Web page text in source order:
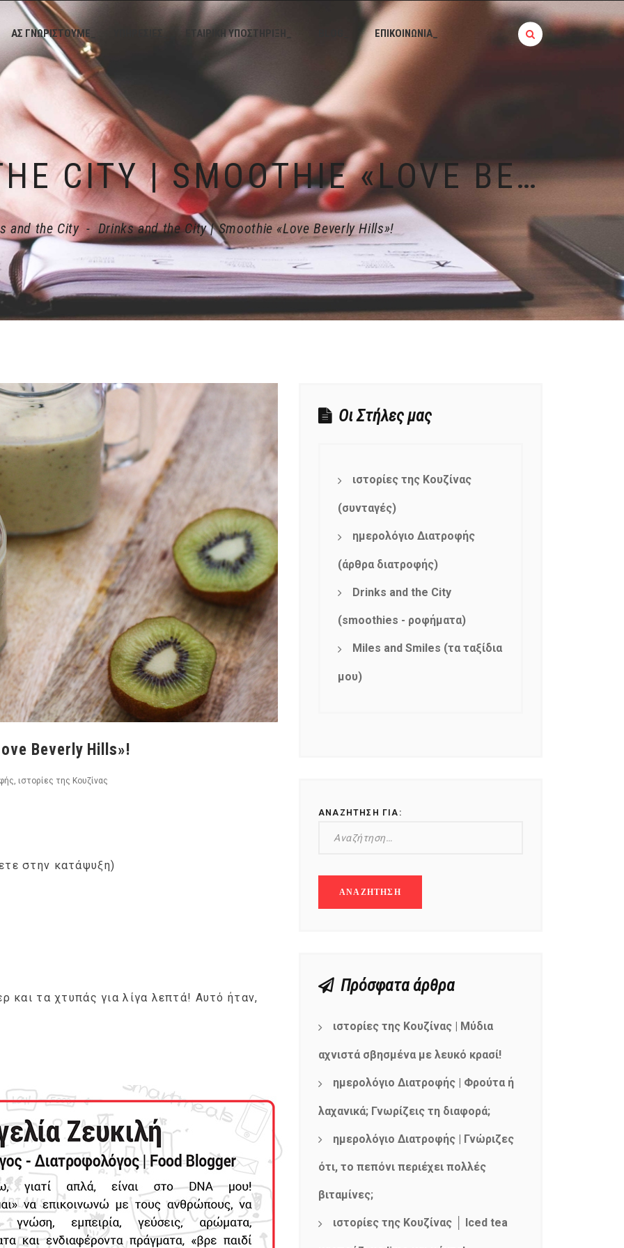
ΑΣ ΓΝΩΡΙΣΤΟΥΜΕ_ ΕΤΑΙΡΙΚΗ ΥΠΟΣΤΗΡΙΞΗ_ ΕΠΙΚΟΙΝΩΝΙΑ_
DRINKS AND THE CITY | SMOOTHIE «LOVE BEVERLY HILLS»!
and the City - Drinks and the City | Smoothie «Love Beverly Hills»!
Beverly Hills»!
ιστορίες της Κουζίνας
στην κατάψυξη)
και τα χτυπάς για λίγα λεπτά! Αυτό ήταν,
Οι Στήλες μας
ιστορίες της Κουζίνας
(συνταγές)
ημερολόγιο Διατροφής
(άρθρα διατροφής)
Drinks and the City
(smoothies - ροφήματα)
Miles and Smiles (τα ταξίδια
μου)
ΑΝΑΖΉΤΗΣΗ ΓΙΑ:
Πρόσφατα άρθρα
ιστορίες της Κουζίνας | Μύδια
αχνιστά σβησμένα με λευκό κρασί!
ημερολόγιο Διατροφής | Φρούτα ή
λαχανικά; Γνωρίζεις τη διαφορά;
ημερολόγιο Διατροφής | Γνώριζες
ότι, το πεπόνι περιέχει πολλές
βιταμίνες;
ιστορίες της Κουζίνας │ Iced tea